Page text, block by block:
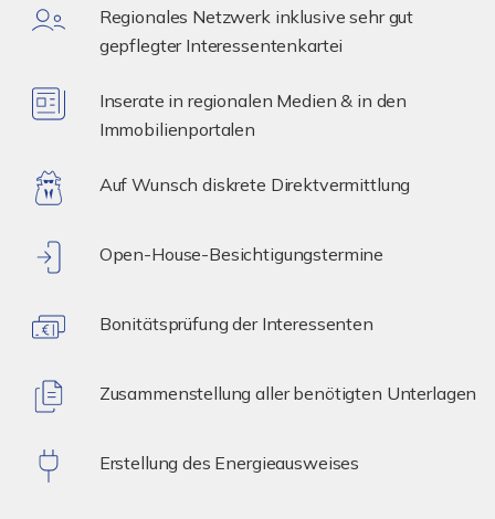
Regionales Netzwerk inklusive sehr gut
gepflegter Interessentenkartei
Inserate in regionalen Medien & in den
Immobilienportalen
Auf Wunsch diskrete Direktvermittlung
Open-House-Besichtigungstermine
Bonitätsprüfung der Interessenten
Zusammenstellung aller benötigten Unterlagen
Erstellung des Energieausweises